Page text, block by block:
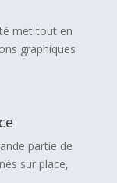
met tout en
graphiques
partie de
sur place,